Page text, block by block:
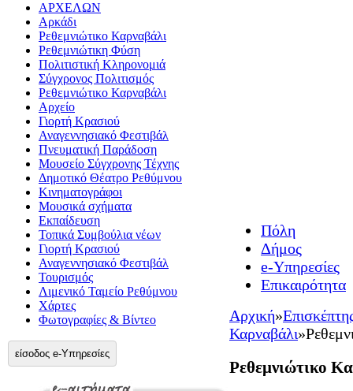
ΑΡΧΕΛΩΝ
Αρκάδι
Ρεθεμνιώτικο Καρναβάλι
Ρεθεμνιώτικη Φύση
Πολιτιστική Κληρονομιά
Σύγχρονος Πολιτισμός
Ρεθεμνιώτικο Καρναβάλι
Αρχείο
Γιορτή Κρασιού
Αναγεννησιακό Φεστιβάλ
Πνευματική Παράδοση
Μουσείο Σύγχρονης Τέχνης
Δημοτικό Θέατρο Ρεθύμνου
Κινηματογράφοι
Μουσικά σχήματα
Εκπαίδευση
Τοπικά Συμβούλια νέων
Γιορτή Κρασιού
Αναγεννησιακό Φεστιβάλ
Τουρισμός
Λιμενικό Ταμείο Ρεθύμνου
Χάρτες
Φωτογραφίες & Βίντεο
είσοδος e-Υπηρεσίες
Πόλη
Δήμος
e-Υπηρεσίες
Επικαιρότητα
Αρχική»
Καρναβάλι»
Ρεθεμνιώτικο